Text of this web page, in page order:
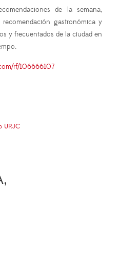
de la semana,
gastronómica y
y frecuentados de la ciudad en
rf/106666107
URJC